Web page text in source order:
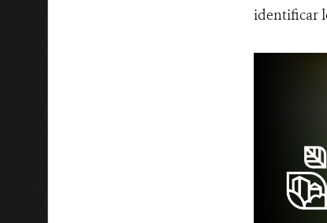
identificar